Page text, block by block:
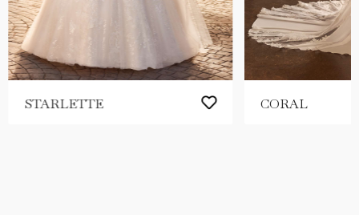
STARLETTE CORAL